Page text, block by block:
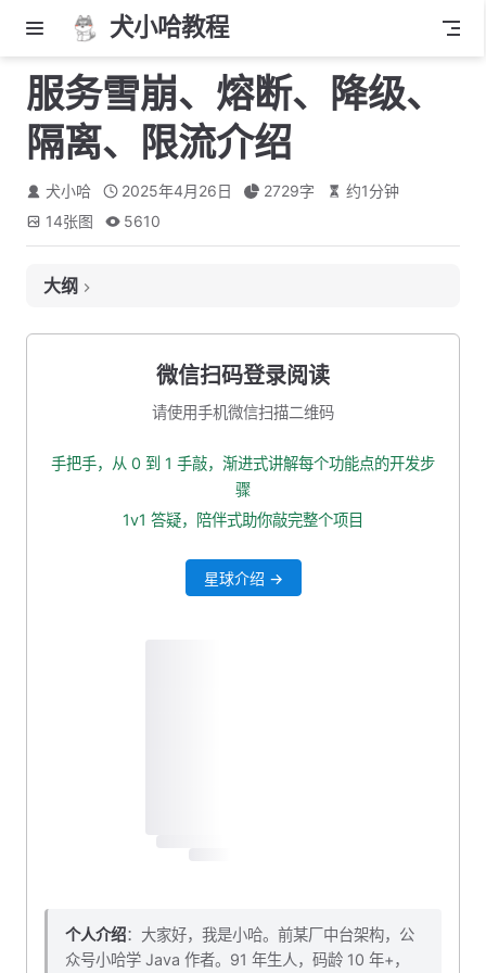
犬小哈教程
服务雪崩、熔断、降级、
隔离、限流介绍
犬小哈 2025年4月26日 2729字 约1分钟
14张图 5610
大纲
服务雪崩的典型发生过程
服务雪崩的恶劣影响
熔断
微信扫码登录阅读
请使用手机微信扫描二维码
手把手，从 0 到 1 手敲，渐进式讲解每个功能点的开发步
骤
1v1 答疑，陪伴式助你敲完整个项目
星球介绍 →
个人介绍：大家好，我是小哈。前某厂中台架构，公
众号小哈学 Java 作者。91 年生人，码龄 10 年+，